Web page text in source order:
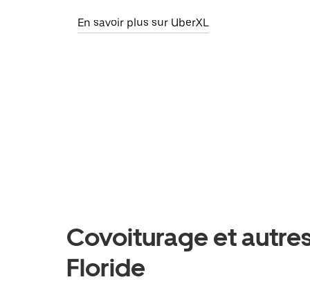
En savoir plus sur UberXL
Covoiturage et
Floride